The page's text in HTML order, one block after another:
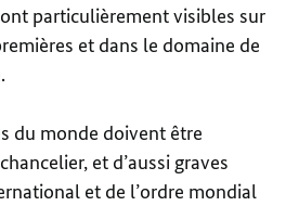
particulièrement visibles sur
et dans le domaine de
du monde doivent être
et d’aussi graves
et de l’ordre mondial